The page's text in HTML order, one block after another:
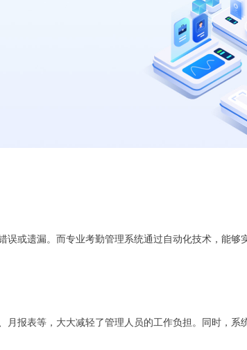
误或遗漏。而专业考勤管理系统通过自动化技术，能
月报表等，大大减轻了管理人员的工作负担。同时，